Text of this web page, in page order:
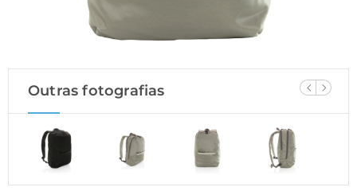
Outras fotografias